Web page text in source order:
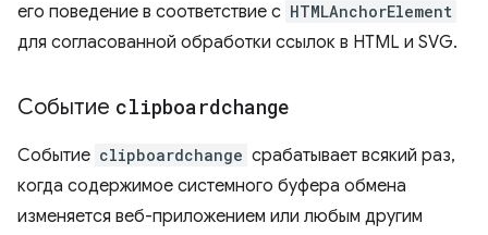
его поведение в соответствие с HTMLAnchorElement
для согласованной обработки ссылок в HTML и SVG.
Событие clipboardchange
Событие clipboardchange срабатывает всякий раз,
когда содержимое системного буфера обмена
изменяется веб-приложением или любым другим